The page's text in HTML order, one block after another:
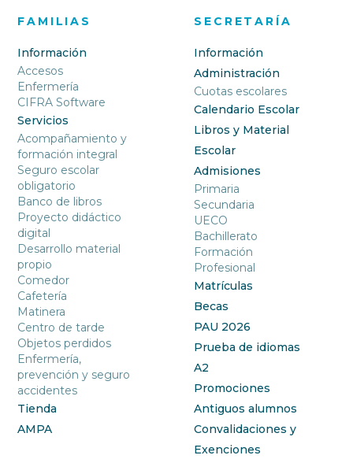
FAMILIAS
Información
Accesos
Enfermería
CIFRA Software
Servicios
Acompañamiento y
formación integral
Seguro escolar
obligatorio
Banco de libros
Proyecto didáctico
digital
Desarrollo material
propio
Comedor
Cafetería
Matinera
Centro de tarde
Objetos perdidos
Enfermería,
prevención y seguro
accidentes
Tienda
AMPA
SECRETARÍA
Información
Administración
Cuotas escolares
Calendario Escolar
Libros y Material
Escolar
Admisiones
Primaria
Secundaria
UECO
Bachillerato
Formación
Profesional
Matrículas
Becas
PAU 2026
Prueba de idiomas
A2
Promociones
Antiguos alumnos
Convalidaciones y
Exenciones